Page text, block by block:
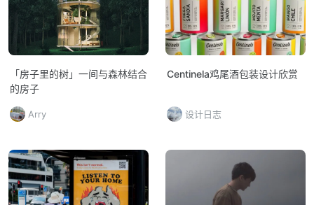
「房子里的树」一间与森林结合
的房子
Arry
Centinela鸡尾酒包装设计欣赏
设计日志